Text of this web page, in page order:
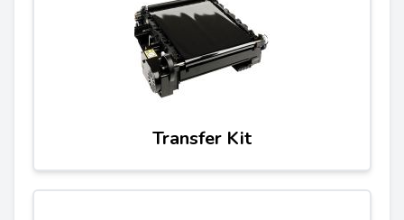
Transfer Kit